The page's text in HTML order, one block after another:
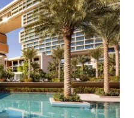
VOMMULI:
САМОМ СЕРДЦЕ